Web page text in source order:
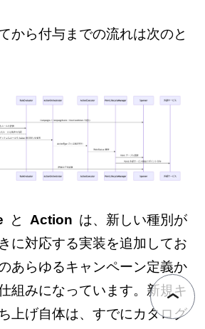
から付与までの流れは次のと
と Action は、新しい種別が
に対応する実装を追加してお
あらゆるキャンペーン定義か
組みになっています。新規キ
上げ自体は、すでにカタログ